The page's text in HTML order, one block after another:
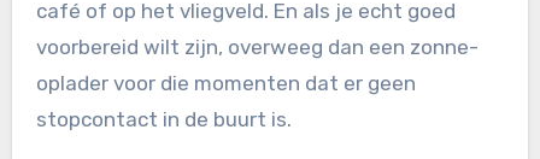
café of op het vliegveld. En als je echt goed
voorbereid wilt zijn, overweeg dan een zonne-
oplader voor die momenten dat er geen
stopcontact in de buurt is.